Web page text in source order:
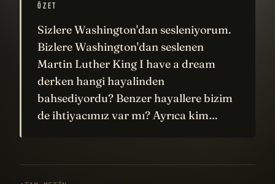
ÖZET
Sizlere Washington'dan sesleniyorum.
Bizlere Washington'dan seslenen
Martin Luther King I have a dream
derken hangi hayalinden
bahsediyordu? Benzer hayallere bizim
de ihtiyacımız var mı? Ayrıca kim…